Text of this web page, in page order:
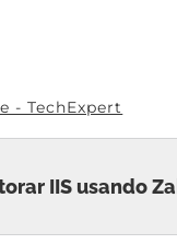
- TechExpert
IIS usando